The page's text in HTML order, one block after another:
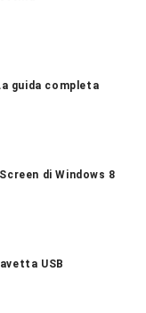
guida completa
di Windows 8
USB